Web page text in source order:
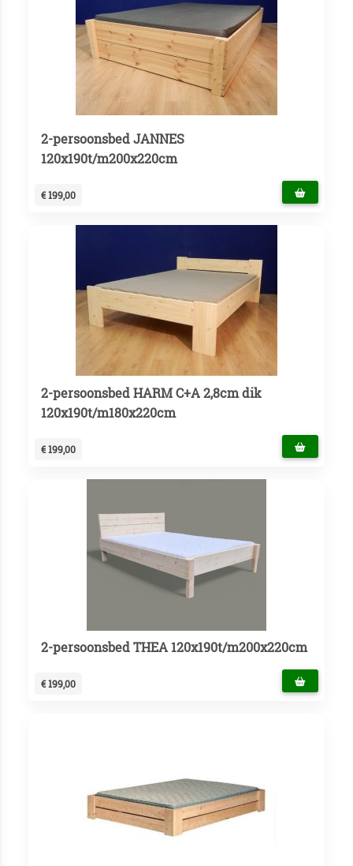
2-persoonsbed JANNES
120x190t/m200x220cm
€ 199,00
2-persoonsbed HARM C+A 2,8cm dik
120x190t/m180x220cm
€ 199,00
2-persoonsbed THEA 120x190t/m200x220cm
€ 199,00